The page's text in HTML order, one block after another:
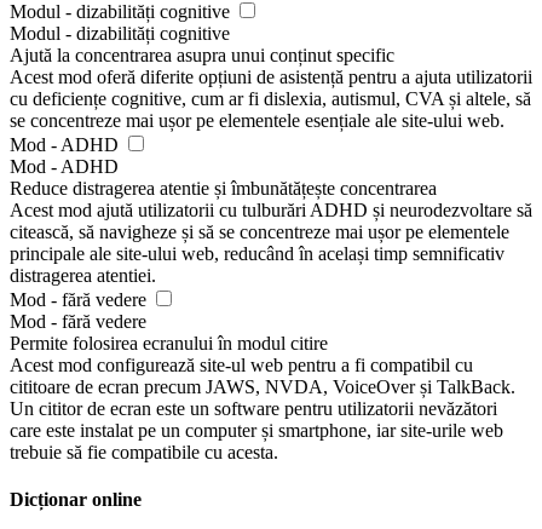
Modul - dizabilități cognitive
Modul - dizabilități cognitive
Ajută la concentrarea asupra unui conținut specific
Acest mod oferă diferite opțiuni de asistență pentru a ajuta utilizatorii
cu deficiențe cognitive, cum ar fi dislexia, autismul, CVA și altele, să
se concentreze mai ușor pe elementele esențiale ale site-ului web.
Mod - ADHD
Mod - ADHD
Reduce distragerea atentie și îmbunătățește concentrarea
Acest mod ajută utilizatorii cu tulburări ADHD și neurodezvoltare să
citească, să navigheze și să se concentreze mai ușor pe elementele
principale ale site-ului web, reducând în același timp semnificativ
distragerea atentiei.
Mod - fără vedere
Mod - fără vedere
Permite folosirea ecranului în modul citire
Acest mod configurează site-ul web pentru a fi compatibil cu
cititoare de ecran precum JAWS, NVDA, VoiceOver și TalkBack.
Un cititor de ecran este un software pentru utilizatorii nevăzători
care este instalat pe un computer și smartphone, iar site-urile web
trebuie să fie compatibile cu acesta.
Dicționar online